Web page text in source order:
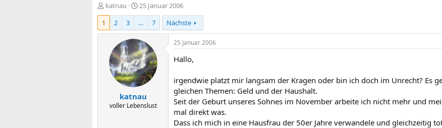
E
r
t
katnau
E
r
s
t
e
l
l
t
a
m
25 Januar 2006
1
2 3 … 7 Nächste
katnau
voller Lebenslust
25 Januar 2006
Hallo,
irgendwie platzt mir langsam der Kragen oder bin ich doch im Unrecht? Es
gleichen Themen: Geld und der Haushalt.
Seit der Geburt unseres Sohnes im November arbeite ich nicht mehr und
mal direkt was.
Dass ich mich in eine Hausfrau der 50er Jahre verwandele und gleichzeitig